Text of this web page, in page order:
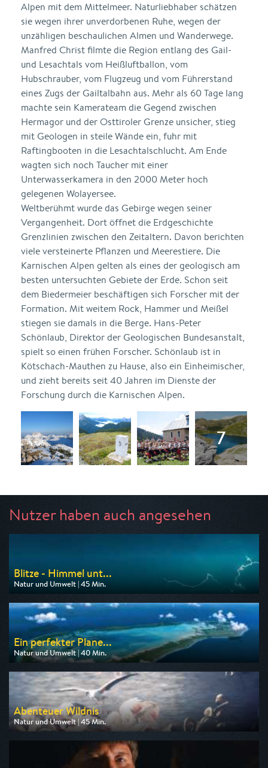
Alpen mit dem Mittelmeer. Naturliebhaber schätzen
sie wegen ihrer unverdorbenen Ruhe, wegen der
unzähligen beschaulichen Almen und Wanderwege.
Manfred Christ filmte die Region entlang des Gail-
und Lesachtals vom Heißluftballon, vom
Hubschrauber, vom Flugzeug und vom Führerstand
eines Zugs der Gailtalbahn aus. Mehr als 60 Tage lang
machte sein Kamerateam die Gegend zwischen
Hermagor und der Osttiroler Grenze unsicher, stieg
mit Geologen in steile Wände ein, fuhr mit
Raftingbooten in die Lesachtalschlucht. Am Ende
wagten sich noch Taucher mit einer
Unterwasserkamera in den 2000 Meter hoch
gelegenen Wolayersee.
Weltberühmt wurde das Gebirge wegen seiner
Vergangenheit. Dort öffnet die Erdgeschichte
Grenzlinien zwischen den Zeitaltern. Davon berichten
viele versteinerte Pflanzen und Meerestiere. Die
Karnischen Alpen gelten als eines der geologisch am
besten untersuchten Gebiete der Erde. Schon seit
dem Biedermeier beschäftigen sich Forscher mit der
Formation. Mit weitem Rock, Hammer und Meißel
stiegen sie damals in die Berge. Hans-Peter
Schönlaub, Direktor der Geologischen Bundesanstalt,
spielt so einen frühen Forscher. Schönlaub ist in
Kötschach-Mauthen zu Hause, also ein Einheimischer,
und zieht bereits seit 40 Jahren im Dienste der
Forschung durch die Karnischen Alpen.
Nutzer haben auch angesehen
Blitze - Himmel unt...
Natur und Umwelt | 45 Min.
Ausgestrahlt von 3sat
am 07.08.2026, 16:45
Ein perfekter Plane...
Natur und Umwelt | 40 Min.
Ausgestrahlt von 3sat
am 07.08.2026, 13:50
Abenteuer Wildnis
Natur und Umwelt | 45 Min.
Ausgestrahlt von BR
am 07.08.2026, 11:05